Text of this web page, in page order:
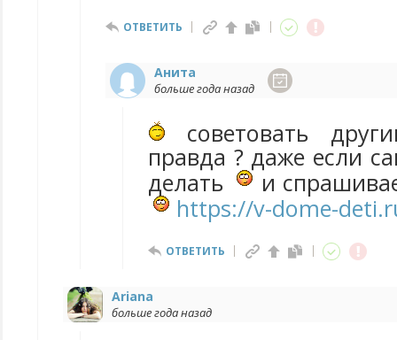
ОТВЕТИТЬ
Анита
больше года назад
советовать
правда ? даже если
делать
и
https://v-dome-
ОТВЕТИТЬ
Ariana
больше года назад